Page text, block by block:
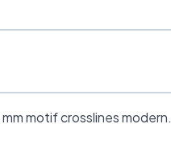
motif crosslines